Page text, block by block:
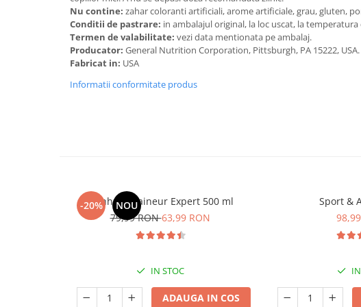
Nu contine: zahar coloranti artificiali, arome artificiale, grau, gluten,
Conditii de pastrare: in ambalajul original, la loc uscat, la temperatura
Termen de valabilitate: vezi data mentionata pe ambalaj.
Producator: General Nutrition Corporation, Pittsburgh, PA 15222, USA.
Fabricat in: USA
Informatii conformitate produs
-20% NOU
Manhaē Draineur Expert 500 ml
79,99 RON63,99 RON
IN STOC
ADAUGA IN COS
Sport &